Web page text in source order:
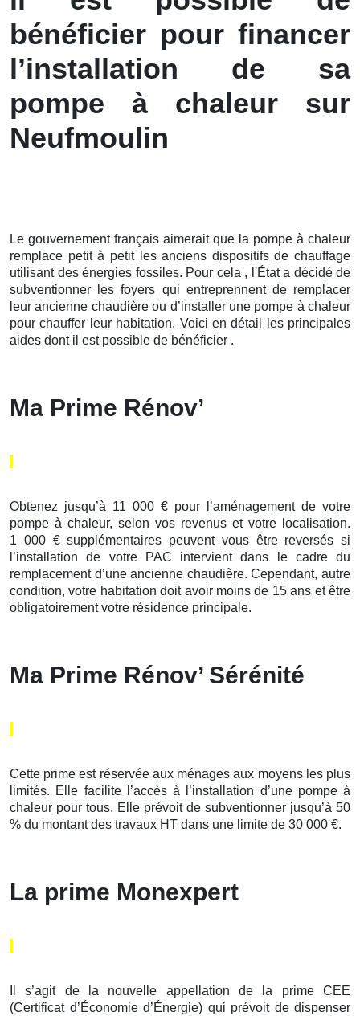
bénéficier pour financer
l’installation de sa
pompe à chaleur sur
Neufmoulin
Le gouvernement français aimerait que la pompe à chaleur
remplace petit à petit les anciens dispositifs de chauffage
utilisant des énergies fossiles. Pour cela , l'État a décidé de
subventionner les foyers qui entreprennent de remplacer
leur ancienne chaudière ou d’installer une pompe à chaleur
pour chauffer leur habitation. Voici en détail les principales
aides dont il est possible de bénéficier .
Ma Prime Rénov’
Obtenez jusqu’à 11 000 € pour l’aménagement de votre
pompe à chaleur, selon vos revenus et votre localisation.
1 000 € supplémentaires peuvent vous être reversés si
l’installation de votre PAC intervient dans le cadre du
remplacement d’une ancienne chaudière. Cependant, autre
condition, votre habitation doit avoir moins de 15 ans et être
obligatoirement votre résidence principale.
Ma Prime Rénov’ Sérénité
Cette prime est réservée aux ménages aux moyens les plus
limités. Elle facilite l’accès à l’installation d’une pompe à
chaleur pour tous. Elle prévoit de subventionner jusqu’à 50
% du montant des travaux HT dans une limite de 30 000 €.
La prime Monexpert
Il s’agit de la nouvelle appellation de la prime CEE
(Certificat d’Économie d’Énergie) qui prévoit de dispenser